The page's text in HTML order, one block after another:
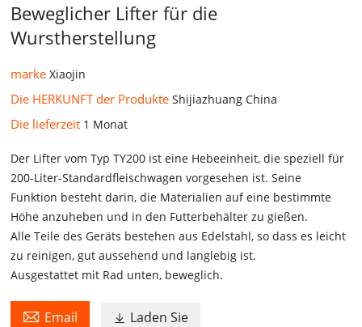
Beweglicher Lifter für die
Wurstherstellung
markeXiaojin
Die HERKUNFT der ProdukteShijiazhuang China
Die lieferzeit 1 Monat
Der Lifter vom Typ TY200 ist eine Hebeeinheit, die speziell für
200-Liter-Standardfleischwagen vorgesehen ist. Seine
Funktion besteht darin, die Materialien auf eine bestimmte
Höhe anzuheben und in den Futterbehälter zu gießen.
Alle Teile des Geräts bestehen aus Edelstahl, so dass es leicht
zu reinigen, gut aussehend und langlebig ist.
Ausgestattet mit Rad unten, beweglich.
 Email  Laden Sie